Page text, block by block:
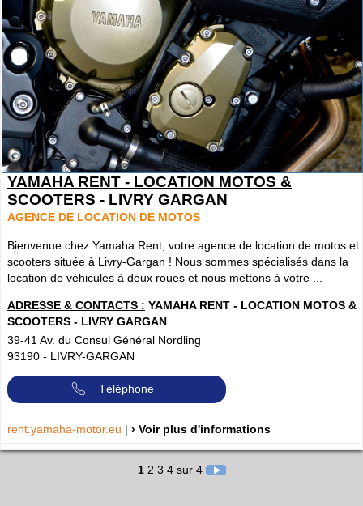
YAMAHA RENT - LOCATION MOTOS &
SCOOTERS - LIVRY GARGAN
AGENCE DE LOCATION DE MOTOS
Bienvenue chez Yamaha Rent, votre agence de location de motos et
scooters située à Livry-Gargan ! Nous sommes spécialisés dans la
location de véhicules à deux roues et nous mettons à votre ...
ADRESSE & CONTACTS : YAMAHA RENT - LOCATION MOTOS &
SCOOTERS - LIVRY GARGAN
39-41 Av. du Consul Général Nordling
93190 - LIVRY-GARGAN
Téléphone
rent.yamaha-motor.eu | › Voir plus d'informations
1 2 3 4sur 4